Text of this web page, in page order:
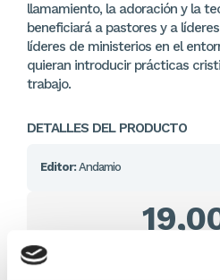
llamamiento, la adoración y la
beneficiará a pastores y a
líderes de ministerios en el
quieran introducir prácticas
trabajo.
DETALLES DEL PRODUCTO
Editor: Andamio